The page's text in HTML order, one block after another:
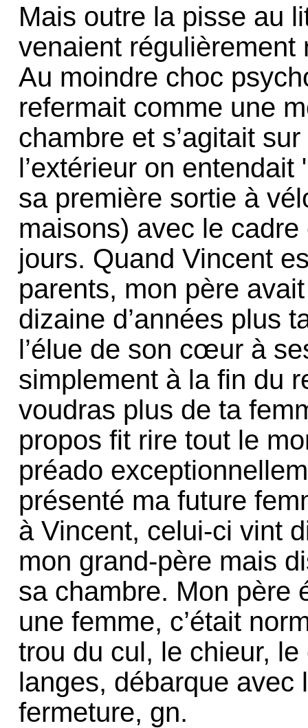
Mais outre la pisse au
venaient régulièrement
Au moindre choc
refermait comme une
chambre et s’agitait
l’extérieur on
sa première sortie à
maisons) avec le
jours. Quand Vincent
parents, mon père
dizaine d’années plus
l’élue de son cœur à
simplement à la fin du
voudras plus de ta
propos fit rire tout le
préado
présenté ma future
à Vincent, celui-ci vint
mon grand-père mais
sa chambre. Mon père
une femme, c’était
trou du cul, le chieur, le
langes, débarque avec
fermeture, gn.